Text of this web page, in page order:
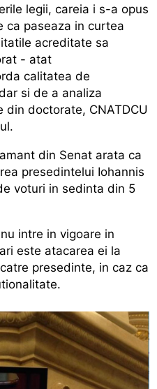
legii, careia i s-a opus
ca paseaza in curtea
acreditate sa
- atat
calitatea de
si de a analiza
din doctorate, CNATDCU
din Senat arata ca
presedintelui Iohannis
voturi in sedinta din 5
intre in vigoare in
este atacarea ei la
presedinte, in caz ca